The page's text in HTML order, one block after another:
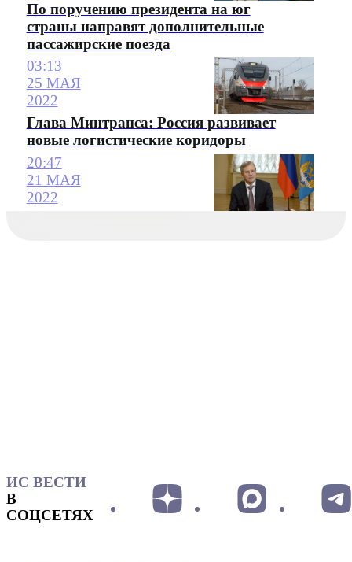
По поручению президента на юг
страны направят дополнительные
пассажирские поезда
03:13
25 МАЯ
2022
Глава Минтранса: Россия развивает
новые логистические коридоры
20:47
21 МАЯ
2022
ИС ВЕСТИ
В
СОЦСЕТЯХ